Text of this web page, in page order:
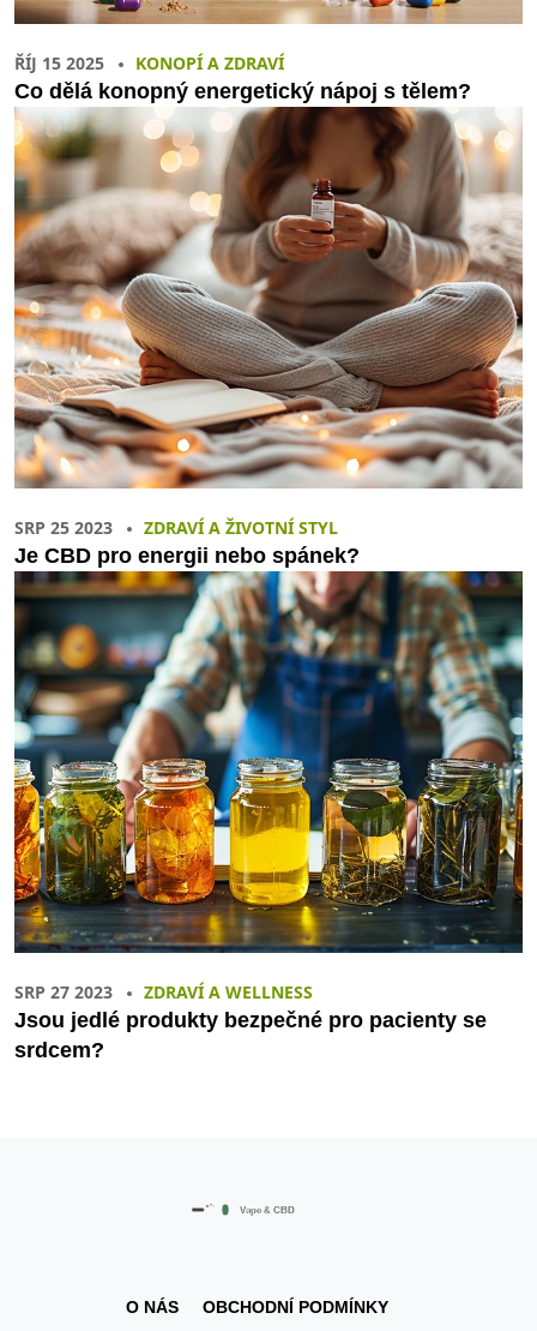
ŘÍJ 15 2025 KONOPÍ A ZDRAVÍ
Co dělá konopný energetický nápoj s tělem?
SRP 25 2023 ZDRAVÍ A ŽIVOTNÍ STYL
Je CBD pro energii nebo spánek?
SRP 27 2023 ZDRAVÍ A WELLNESS
Jsou jedlé produkty bezpečné pro pacienty se
srdcem?
O NÁS OBCHODNÍ PODMÍNKY